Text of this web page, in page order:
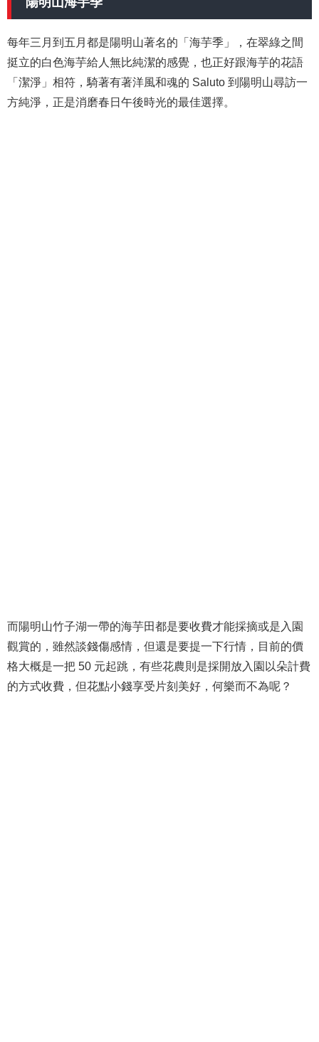
每年三月到五月都是陽明山著名的「海芋季」，在翠綠之間
挺立的白色海芋給人無比純潔的感覺，也正好跟海芋的花語
「潔淨」相符，騎著有著洋風和魂的 Saluto 到陽明山尋訪一
方純淨，正是消磨春日午後時光的最佳選擇。
而陽明山竹子湖一帶的海芋田都是要收費才能採摘或是入園
觀賞的，雖然談錢傷感情，但還是要提一下行情，目前的價
格大概是一把 50 元起跳，有些花農則是採開放入園以朵計費
的方式收費，但花點小錢享受片刻美好，何樂而不為呢？